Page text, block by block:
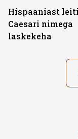
Hispaaniast leiti
Caesari nimega
laskekeha